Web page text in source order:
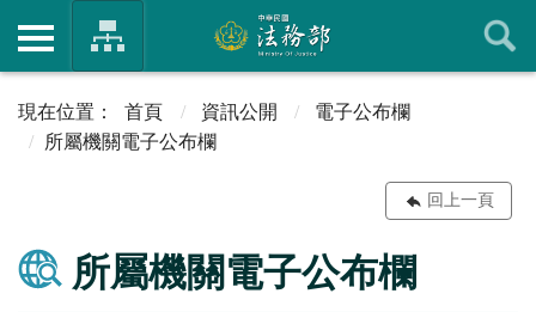
首頁 資訊公開
電子公布欄
所屬機關電子公布欄
回上一頁
所屬機關電子公布欄